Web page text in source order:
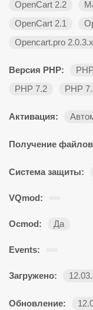
OpenCart 2.2
OpenCart 2.1
Opencart.pro 2.0.3.х
Версия PHP:
PHP 7.2
PHP
Активация:
Получение
Система защиты:
VQmod:
Ocmod: Да
Events:
Загружено:
Обновление: